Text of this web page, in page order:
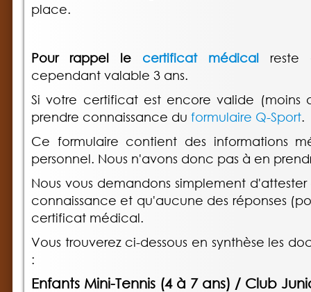
place.
Pour rappel le certificat médical reste
cependant valable 3 ans.
Si votre certificat est encore valide (moins
prendre connaissance du formulaire Q-Sport.
Ce formulaire contient des informations
personnel. Nous n'avons donc pas à en
Nous vous demandons simplement
connaissance et qu'aucune des réponses
certificat médical.
Vous trouverez ci-dessous en synthèse les
:
Enfants Mini-Tennis (4 à 7 ans) / Club